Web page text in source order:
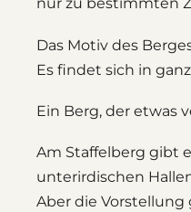
Das Motiv des
Es findet sich in
Ein Berg, der etwas
Am Staffelberg gibt
unterirdischen
Aber die Vorstellung